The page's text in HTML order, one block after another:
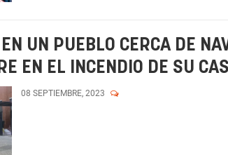
EN UN PUEBLO CERCA DE
EN EL INCENDIO DE SU
08 SEPTIEMBRE, 2023